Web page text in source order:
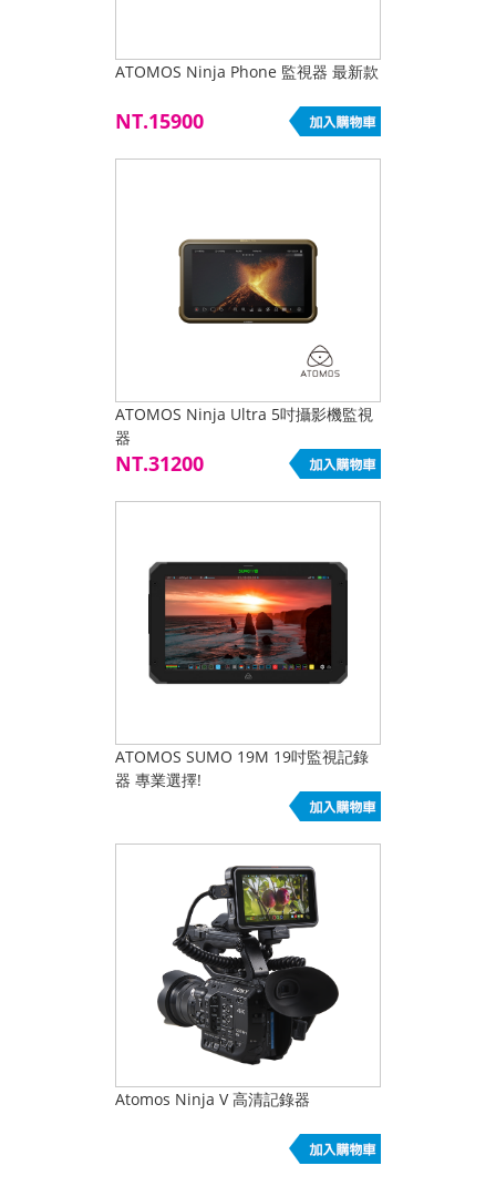
ATOMOS Ninja Phone 監視器 最新款
NT.15900
ATOMOS Ninja Ultra 5吋攝影機監視
器
NT.31200
ATOMOS SUMO 19M 19吋監視記錄
器 專業選擇!
Atomos Ninja V 高清記錄器